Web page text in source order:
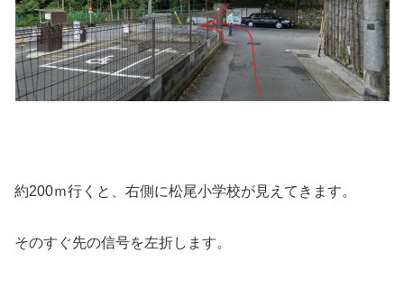
約200ｍ行くと、右側に松尾小学校が見えてきます。
そのすぐ先の信号を左折します。